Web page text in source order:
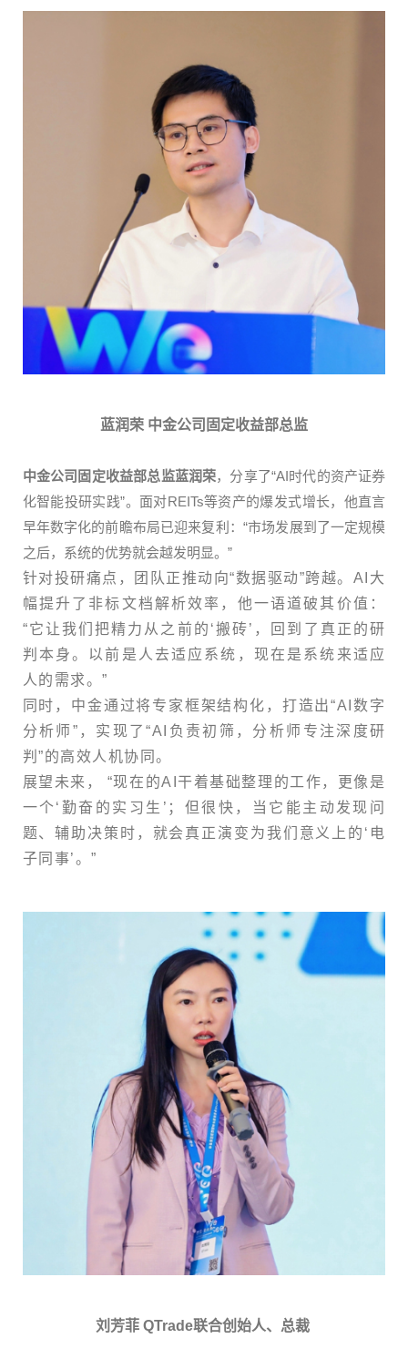
蓝润荣 中金公司固定收益部总监
中金公司固定收益部总监蓝润荣，分享了“AI时代的资产证券
化智能投研实践”。面对REITs等资产的爆发式增长，他直言
早年数字化的前瞻布局已迎来复利：“市场发展到了一定规模
之后，系统的优势就会越发明显。”
针对投研痛点，团队正推动向“数据驱动”跨越。AI大
幅提升了非标文档解析效率，他一语道破其价值：
“它让我们把精力从之前的‘搬砖’，回到了真正的研
判本身。以前是人去适应系统，现在是系统来适应
人的需求。”
同时，中金通过将专家框架结构化，打造出“AI数字
分析师”，实现了“AI负责初筛，分析师专注深度研
判”的高效人机协同。
展望未来， “现在的AI干着基础整理的工作，更像是
一个‘勤奋的实习生’；但很快，当它能主动发现问
题、辅助决策时，就会真正演变为我们意义上的‘电
子同事’。”
刘芳菲 QTrade联合创始人、总裁